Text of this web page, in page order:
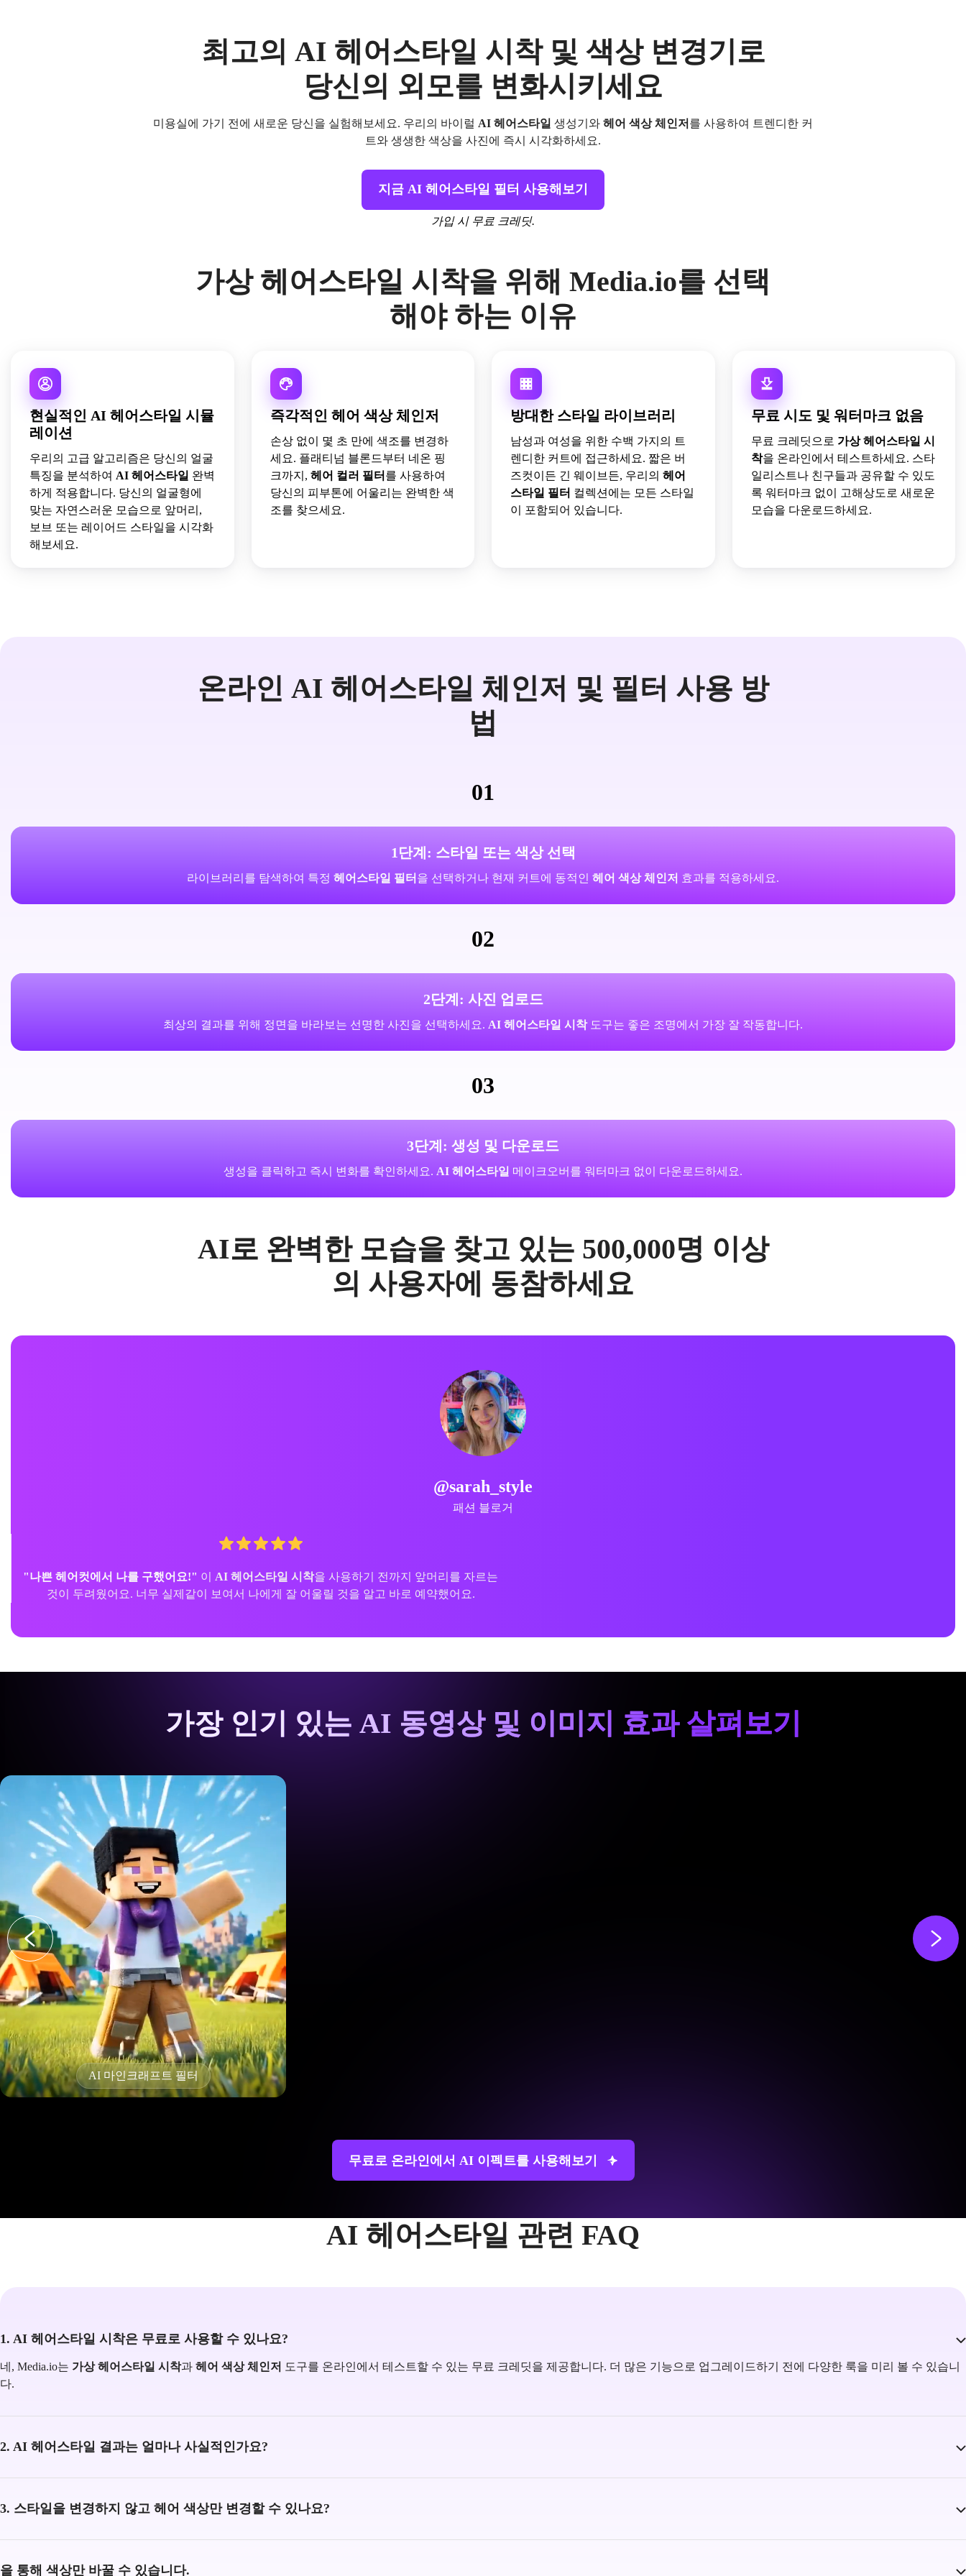
최고의 AI 헤어스타일 시착 및 색상 변경기로
당신의 외모를 변화시키세요
미용실에 가기 전에 새로운 당신을 실험해보세요. 우리의 바이럴 AI 헤어스타일 생성기와 헤어 색상 체인저 를 사용하여 트렌디한 커
트와 생생한 색상을 사진에 즉시 시각화하세요.
지금 AI 헤어스타일 필터 사용해보기
가입 시 무료 크레딧.
가상 헤어스타일 시착을 위해 Media.io를 선택
해야 하는 이유
현실적인 AI 헤어스타일 시뮬
레이션
우리의 고급 알고리즘은 당신의 얼굴
특징을 분석하여 AI 헤어스타일 완벽
하게 적용합니다. 당신의 얼굴형에
맞는 자연스러운 모습으로 앞머리,
보브 또는 레이어드 스타일을 시각화
해보세요.
즉각적인 헤어 색상 체인저
손상 없이 몇 초 만에 색조를 변경하
세요. 플래티넘 블론드부터 네온 핑
크까지, 헤어 컬러 필터 를 사용하여
당신의 피부톤에 어울리는 완벽한 색
조를 찾으세요.
방대한 스타일 라이브러리
남성과 여성을 위한 수백 가지의 트
렌디한 커트에 접근하세요. 짧은 버
즈컷이든 긴 웨이브든, 우리의 헤어
스타일 필터 컬렉션에는 모든 스타일
이 포함되어 있습니다.
무료 시도 및 워터마크 없음
무료 크레딧으로 가상 헤어스타일 시
착을 온라인에서 테스트하세요. 스타
일리스트나 친구들과 공유할 수 있도
록 워터마크 없이 고해상도로 새로운
모습을 다운로드하세요.
온라인 AI 헤어스타일 체인저 및 필터 사용 방
법
01
1단계: 스타일 또는 색상 선택
라이브러리를 탐색하여 특정 헤어스타일 필터 을 선택하거나 현재 커트에 동적인 헤어 색상 체인저 효과를 적용하세요.
02
2단계: 사진 업로드
최상의 결과를 위해 정면을 바라보는 선명한 사진을 선택하세요. AI 헤어스타일 시착도구는 좋은 조명에서 가장 잘 작동합니다.
03
3단계: 생성 및 다운로드
생성을 클릭하고 즉시 변화를 확인하세요. AI 헤어스타일 메이크오버를 워터마크 없이 다운로드하세요.
AI로 완벽한 모습을 찾고 있는 500,000명 이상
의 사용자에 동참하세요
@mike_cuts
전문 스타일리스트
"상담에 좋아요." 고객들은 종종 결정하지 못해요.헤어 색상 체인저은 그들이 결과를 즉시 시
각화하는 데 도움을 줍니다. 제 살롱에서 필수 도구가 되었어요.
가장 인기 있는 AI 동영상 및 이미지 효과 살펴보기
Ai Twerking 효과
무료로 온라인에서 AI 이펙트를 사용해보기
AI 헤어스타일 관련 FAQ
1. AI 헤어스타일 시착은 무료로 사용할 수 있나요?
네, Media.io는 가상 헤어스타일 시착과 헤어 색상 체인저 도구를 온라인에서 테스트할 수 있는 무료 크레딧을 제공합니다. 더 많은 기능으로 업그레이드하기 전에 다양한 룩을 미리 볼 수 있습니
다.
2. AI 헤어스타일 결과는 얼마나 사실적인가요?
3. 스타일을 변경하지 않고 헤어 색상만 변경할 수 있나요?
을 통해 색상만 바꿀 수 있습니다.